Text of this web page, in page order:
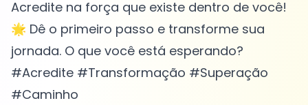
Acredite na força que existe dentro de você!
🌟 Dê o primeiro passo e transforme sua
jornada. O que você está esperando?
#Acredite #Transformação #Superação
#Caminho